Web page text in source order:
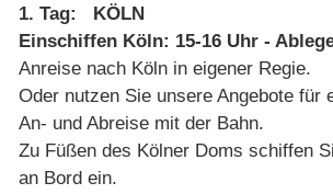
1. Tag: KÖLN
Einschiffen Köln: 15-16 Uhr -
Anreise nach Köln in eigener Regie.
Oder nutzen Sie unsere Angebote für
An- und Abreise mit der Bahn.
Zu Füßen des Kölner Doms schiffen
an Bord ein.